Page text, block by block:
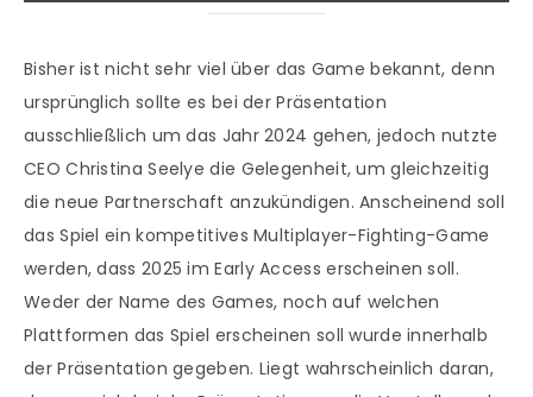
Bisher ist nicht sehr viel über das Game bekannt, denn
ursprünglich sollte es bei der Präsentation
ausschließlich um das Jahr 2024 gehen, jedoch nutzte
CEO Christina Seelye die Gelegenheit, um gleichzeitig
die neue Partnerschaft anzukündigen. Anscheinend soll
das Spiel ein kompetitives Multiplayer-Fighting-Game
werden, dass 2025 im Early Access erscheinen soll.
Weder der Name des Games, noch auf welchen
Plattformen das Spiel erscheinen soll wurde innerhalb
der Präsentation gegeben. Liegt wahrscheinlich daran,